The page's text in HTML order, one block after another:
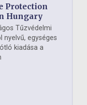
Protection
Hungary
Tűzvédelmi
nyelvű, egységes
kiadása a